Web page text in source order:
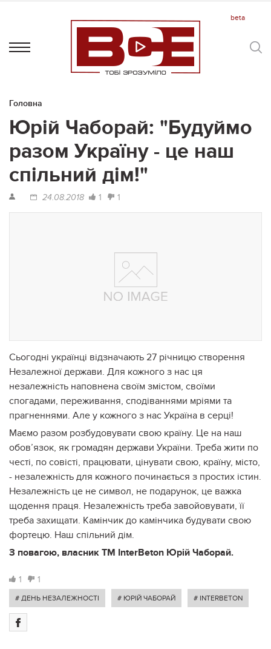
Головна
Юрій Чаборай: "Будуймо
разом Україну - це наш
спільний дім!"
24.08.2018 1 1
Сьогодні українці відзначають 27 річницю створення
Незалежної держави. Для кожного з нас ця
незалежність наповнена своїм змістом, своїми
спогадами, переживання, сподіваннями мріями та
прагненнями. Але у кожного з нас Україна в серці!
Маємо разом розбудовувати свою країну. Це на наш
обов’язок, як громадян держави України. Треба жити по
честі, по совісті, працювати, цінувати свою, країну, місто,
- незалежність для кожного починається з простих істин.
Незалежність це не символ, не подарунок, це важка
щодення праця. Незалежність треба завойовувати, її
треба захищати. Камінчик до камінчика будувати свою
фортецю. Наш спільний дім.
З повагою, власник ТМ ІnterBeton Юрій Чаборай.
1 1
# ДЕНЬ НЕЗАЛЕЖНОСТІ # ЮРІЙ ЧАБОРАЙ # ІNTERBETON